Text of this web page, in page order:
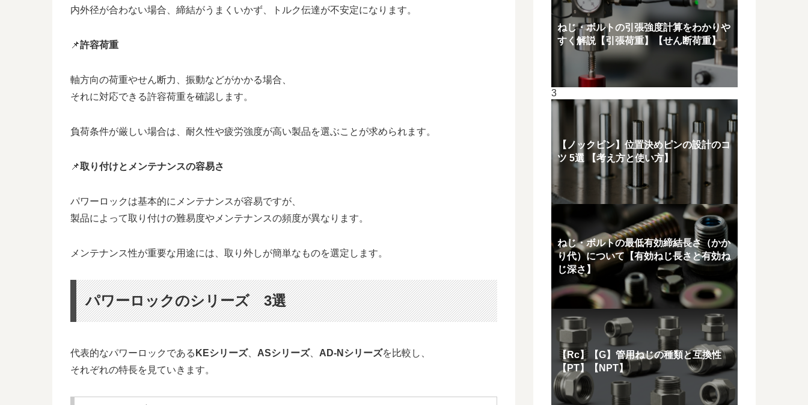
内外径が合わない場合、締結がうまくいかず、トルク伝達が不安定になります。
📌許容荷重
軸方向の荷重やせん断力、振動などがかかる場合、
それに対応できる許容荷重を確認します。
負荷条件が厳しい場合は、耐久性や疲労強度が高い製品を選ぶことが求められます。
📌取り付けとメンテナンスの容易さ
パワーロックは基本的にメンテナンスが容易ですが、
製品によって取り付けの難易度やメンテナンスの頻度が異なります。
メンテナンス性が重要な用途には、取り外しが簡単なものを選定します。
パワーロックのシリーズ 3選
代表的なパワーロックである KEシリーズ、 ASシリーズ、 AD-Nシリーズを比較し、
それぞれの特長を見ていきます。
ねじ・ボルトの引張強度計算をわかりや
すく解説【引張荷重】【せん断荷重】
【ノックピン】位置決めピンの設計のコ
ツ 5選 【考え方と使い方】
ねじ・ボルトの最低有効締結長さ（かか
り代）について【有効ねじ長さと有効ね
じ深さ】
【Rc】【G】管用ねじの種類と互換性
【PT】【NPT】